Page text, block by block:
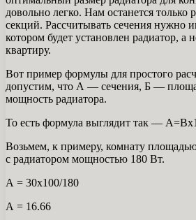
довольно легко. Нам останется только
секций. Рассчитывать сечения нужно
котором будет установлен радиатор, а
квартиру.
Вот пример формулы для простого
допустим, что А — сечения, Б —
мощность радиатора.
То есть формула выглядит так —
Возьмем, к примеру, комнату
с радиатором мощностью 180 Вт.
А = 30х100/180
А = 16.66